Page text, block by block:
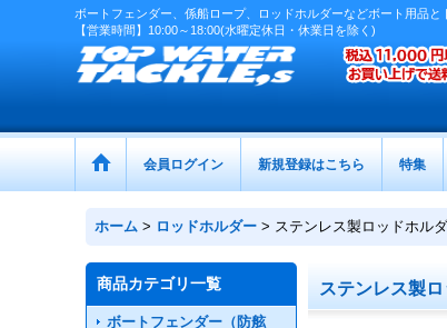
ボートフェンダー、係船ロープ、ロッドホルダーなどボート用品
【営業時間】10:00～18:00(水曜定休日・休業日を除く)
会員ログイン 新規登録はこちら 特集
ホーム > ロッドホルダー > ステンレス製ロッドホル
商品カテゴリ一覧
ボートフェンダー（防舷
ステンレス製